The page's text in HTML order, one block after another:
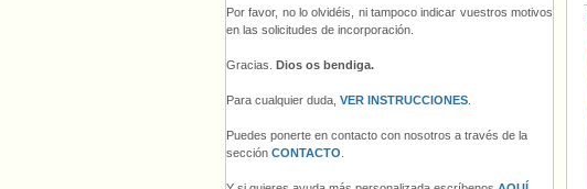
Por favor, no lo olvidéis, ni tampoco indicar vuestros motivos
en las solicitudes de incorporación.
Gracias. Dios os bendiga.
Para cualquier duda, VER INSTRUCCIONES
Puedes ponerte en contacto con nosotros a través de la
sección CONTACTO